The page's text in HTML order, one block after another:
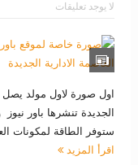
لا يوجد تعليقات
اول صورة لاول مولد يصل
الجديدة تنشرها باور
ستوفر الطاقة لمكونات
اقرأ المزيد